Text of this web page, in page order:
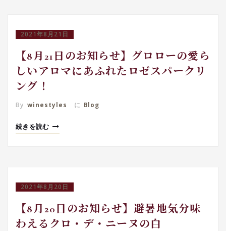
2021年8月21日
【8月21日のお知らせ】グロローの愛ら
しいアロマにあふれたロゼスパークリ
ング！
By winestyles に Blog
続きを読む
2021年8月20日
【8月20日のお知らせ】避暑地気分味
わえるクロ・デ・ニーヌの白